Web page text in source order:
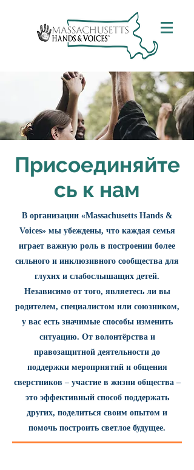
Присоединяйте
сь к нам
В организации «Massachusetts Hands &
Voices» мы убеждены, что каждая семья
играет важную роль в построении более
сильного и инклюзивного сообщества для
глухих и слабослышащих детей.
Независимо от того, являетесь ли вы
родителем, специалистом или союзником,
у вас есть значимые способы изменить
ситуацию. От волонтёрства и
правозащитной деятельности до
поддержки мероприятий и общения
сверстников – участие в жизни общества –
это эффективный способ поддержать
других, поделиться своим опытом и
помочь построить светлое будущее.